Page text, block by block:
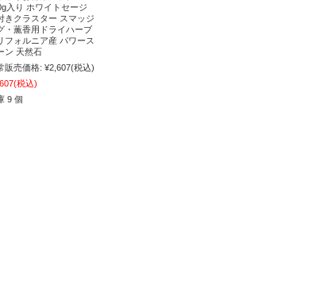
入り ホワイトセージ
きクラスター スマッジ
・薫香用ドライハーブ
フォルニア産 パワース
ン 天然石
販売価格: ¥2,607(税込)
(税込)
9 個